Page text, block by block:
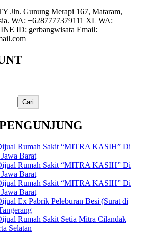
Jln. Gunung Merapi 167, Mataram,
WA: +6287777379111 XL WA:
ID: gerbangwisata Email:
Cari
Rumah Sakit “MITRA KASIH” Di
Barat
Rumah Sakit “MITRA KASIH” Di
Barat
Rumah Sakit “MITRA KASIH” Di
Barat
Ex Pabrik Peleburan Besi (Surat di
Rumah Sakit Setia Mitra Cilandak
Selatan